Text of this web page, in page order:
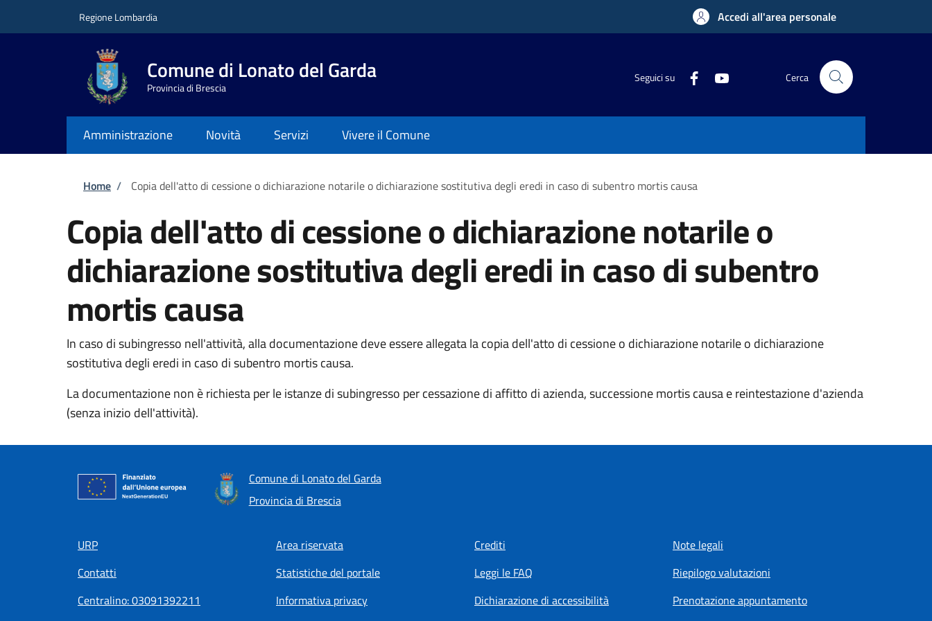
Regione Lombardia Accedi all'area personale
Comune di Lonato del Garda
Provincia di Brescia
Seguici su Cerca
Amministrazione Novità Servizi Vivere il Comune
Briciole di pane
Home / Copia dell'atto di cessione o dichiarazione notarile o dichiarazione sostitutiva degli eredi in caso di subentro mortis causa
Copia dell'atto di cessione o dichiarazione notarile o
dichiarazione sostitutiva degli eredi in caso di subentro
mortis causa
In caso di subingresso nell'attività, alla documentazione deve essere allegata la copia dell'atto di cessione o dichiarazione notarile o dichiarazione
sostitutiva degli eredi in caso di subentro mortis causa.
La documentazione non è richiesta per le istanze di subingresso per cessazione di affitto di azienda, successione mortis causa e reintestazione d'azienda
(senza inizio dell'attività).
Comune di Lonato del Garda
Provincia di Brescia
Footer menu
URP Area riservata Crediti
Note legali
Contatti
Statistiche del portale Leggi le FAQ
Riepilogo valutazioni
Centralino: 03091392211
Informativa privacy Dichiarazione di accessibilità
Prenotazione appuntamento